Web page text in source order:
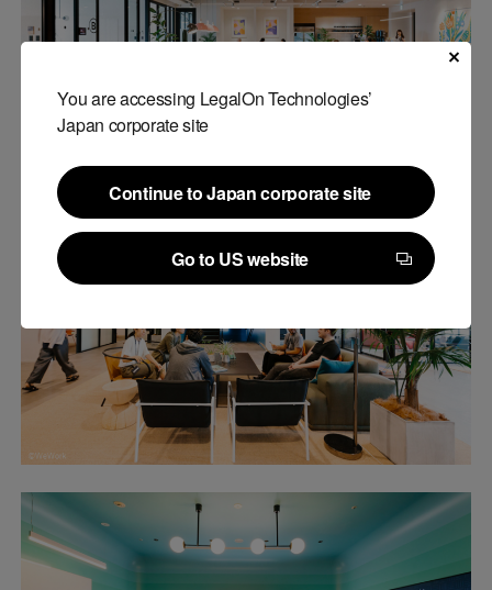
You are accessing LegalOn Technologies’
Japan corporate site
Continue to Japan corporate site
Continue to Japan corporate site
Go to US website
Go to US website